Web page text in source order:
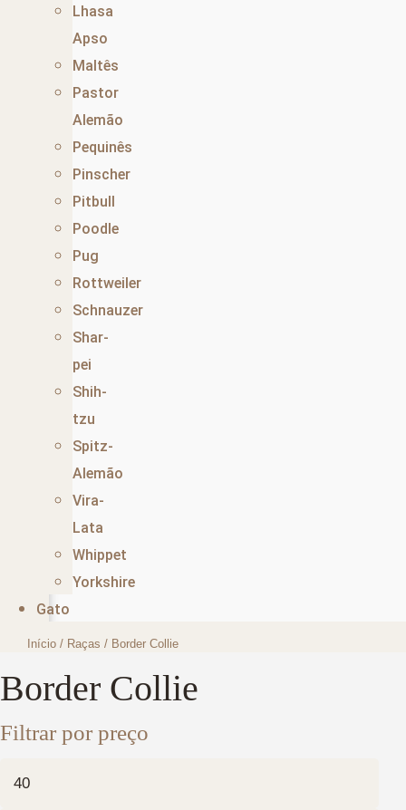
Lhasa
Apso
Maltês
Pastor
Alemão
Pequinês
Pinscher
Pitbull
Poodle
Pug
Rottweiler
Schnauzer
Shar-
pei
Shih-
tzu
Spitz-
Alemão
Vira-
Lata
Whippet
Yorkshire
Gato
Início / Raças / Border Collie
Border Collie
Filtrar por preço
mínimo